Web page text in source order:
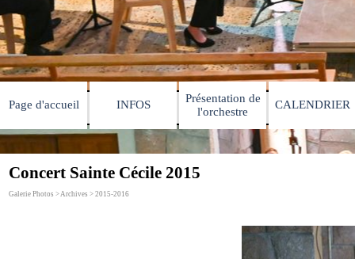
Page d'accueil INFOS ▼
Présentation de
l'orchestre
▼
CALENDRIER
Concert Sainte Cécile 2015
Galerie Photos > Archives > 2015-2016